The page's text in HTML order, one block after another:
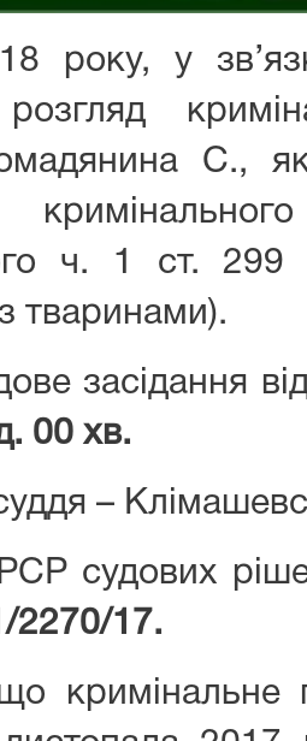
року, у
розгляд
С.,
ч. 1 ст. 299
тваринами).
засідання
00 хв.
–
судових
2270/17.
кримінальне